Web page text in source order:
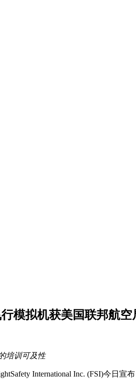
模拟机获美国联邦航空
培训可及性
International Inc. (FSI)今日